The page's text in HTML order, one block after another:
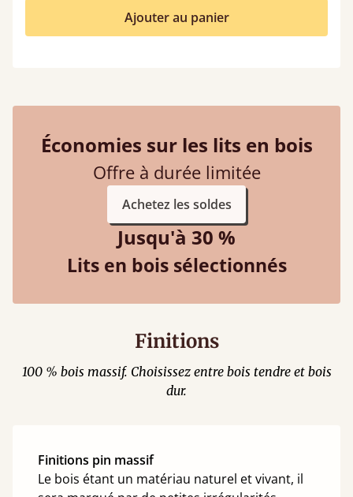
Ajouter au panier
Économies sur les lits en bois
Offre à durée limitée
Achetez les soldes
Jusqu'à 30 %
Lits en bois sélectionnés
Finitions
100 % bois massif. Choisissez entre bois tendre et bois
dur.
Finitions pin massif
Le bois étant un matériau naturel et vivant, il